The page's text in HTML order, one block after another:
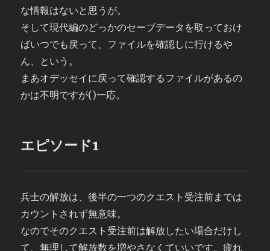
な情報はないと思うが。
そして現代編のどっかのセーブデータを取っておけ
ばいつでも戻って、ファイルを確認しに行けるや
ん、という。
まあオデッセイに戻って確認するファイルがあるの
かは不明ですが()一応。
エピソード1
兵士の解放は、後半の一つのクエスト受注前までは
カウントされず無意味。
なのでそのクエスト受注前は解放したい場合だけし
て、無理して解放数を増やさなくていいです。疲れ